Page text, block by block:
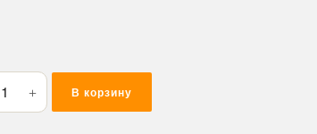
В корзину